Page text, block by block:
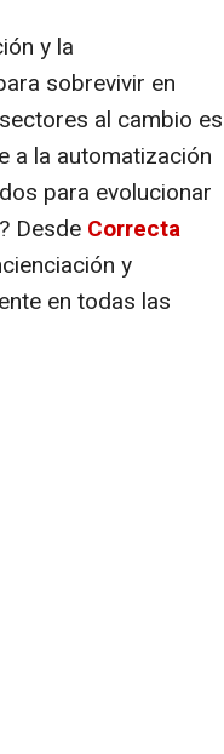
y la
sobrevivir en
al cambio es
a la automatización
para evolucionar
Desde Correcta
y
en todas las